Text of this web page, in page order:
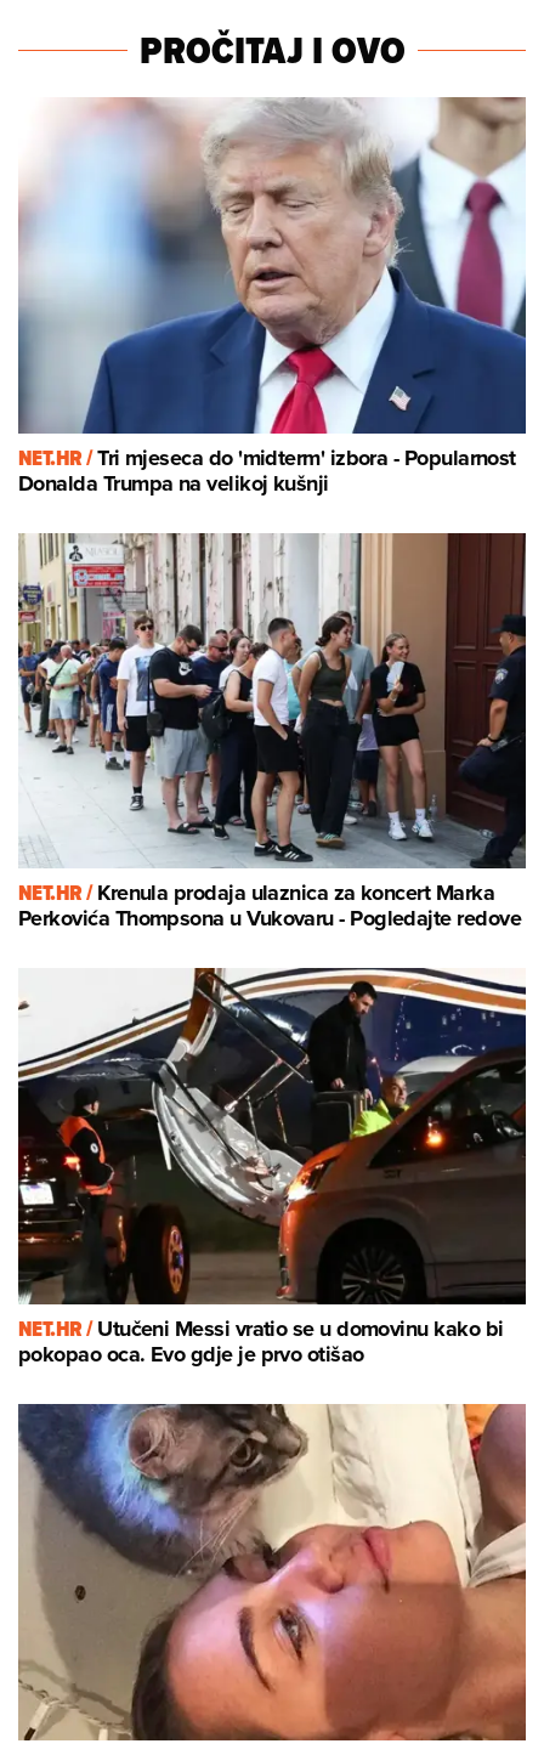
PROČITAJ I OVO
NET.HR /Tri mjeseca do 'midterm' izbora - Popularnost
Donalda Trumpa na velikoj kušnji
NET.HR /Krenula prodaja ulaznica za koncert Marka
Perkovića Thompsona u Vukovaru - Pogledajte redove
NET.HR /Utučeni Messi vratio se u domovinu kako bi
pokopao oca. Evo gdje je prvo otišao